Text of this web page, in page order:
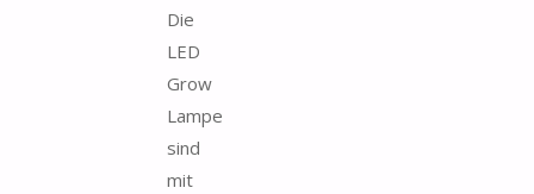
Die
LED
Grow
Lampe
sind
mit